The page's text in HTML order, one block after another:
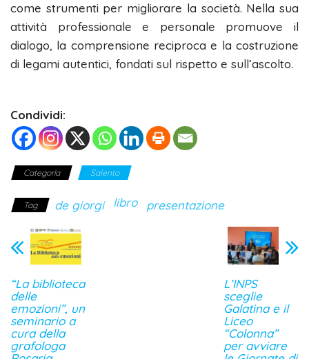
come strumenti per migliorare la società. Nella sua
attività professionale e personale promuove il
dialogo, la comprensione reciproca e la costruzione
di legami autentici, fondati sul rispetto e sull’ascolto.
Condividi:
Categoria Salento
Tag de giorgi libro presentazione
“La biblioteca
delle
emozioni”, un
seminario a
cura della
grafologa
L’INPS
sceglie
Galatina e il
Liceo
“Colonna”
per avviare